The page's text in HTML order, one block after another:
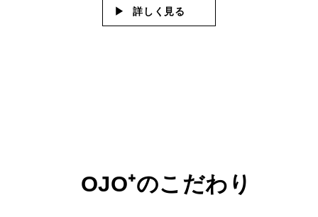
詳しく見る
OJO⁺のこだわり